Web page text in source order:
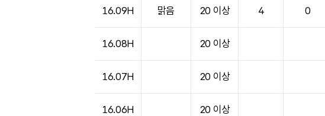
16.09H 맑음 20 이상 4 0
16.08H 20 이상
16.07H 20 이상
16.06H 20 이상